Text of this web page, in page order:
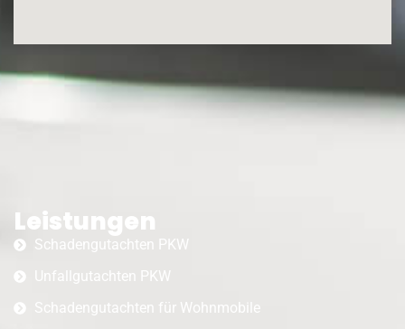
Leistungen
Schadengutachten PKW
Unfallgutachten PKW
Schadengutachten für Wohnmobile